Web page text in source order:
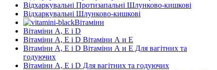
Відхаркувальні Протизапальні Шлунково-кишкові
Відхаркувальні Шлунково-кишкові
Вітаміни
Вітаміни А, Е і D
Вітаміни А, Е і D Вітаміни А и E
Вітаміни А, Е і D Вітаміни А и E Для вагітних та
годуючих
Вітаміни А, Е і D Для вагітних та годуючих